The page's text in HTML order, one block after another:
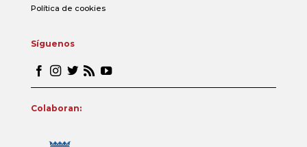
Política de cookies
Síguenos
Colaboran: